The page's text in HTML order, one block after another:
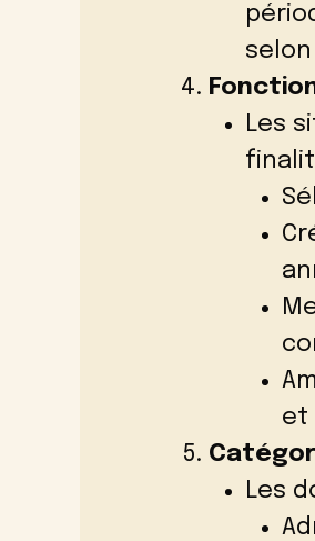
Les
et
Les